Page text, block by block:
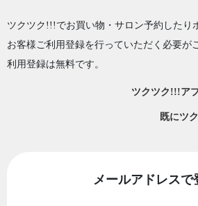
ツクツク!!!でお買い物・サロン予約したり
お客様ご利用登録を行っていただく必要が
利用登録は無料です。
ツクツク!!!ア
既にツ
メールアドレスで